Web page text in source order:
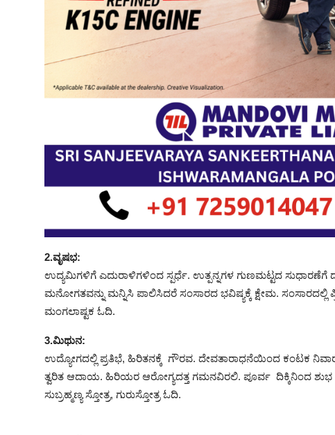
2.ವೃಷಭ:
ಉದ್ಯಮಿಗಳಿಗೆ ಎದುರಾಳಿಗಳಿಂದ ಸ್ಪರ್ಧೆ. ಉತ್ಪನ್ನಗಳ ಗುಣಮಟ್ಟದ
ಮನೋಗತವನ್ನು ಮನ್ನಿಸಿ ಪಾಲಿಸಿದರೆ ಸಂಸಾರದ ಭವಿಷ್ಯಕ್ಕೆ ಕ್ಷೇಮ. ಸಂಸಾರದಲ್ಲಿ
ಮಂಗಲಾಷ್ಟಕ ಓದಿ.
3.ಮಿಥುನ:
ಉದ್ಯೋಗದಲ್ಲಿ ಪ್ರತಿಭೆ, ಹಿರಿತನಕ್ಕೆ ಗೌರವ. ದೇವತಾರಾಧನೆಯಿಂದ ಕಂಟಕ
ತ್ವರಿತ ಆದಾಯ. ಹಿರಿಯರ ಆರೋಗ್ಯದತ್ತ ಗಮನವಿರಲಿ. ಪೂರ್ವ ದಿಕ್ಕಿನಿಂದ
ಸುಬ್ರಹ್ಮಣ್ಯ ಸ್ತೋತ್ರ, ಗುರುಸ್ತೋತ್ರ ಓದಿ.